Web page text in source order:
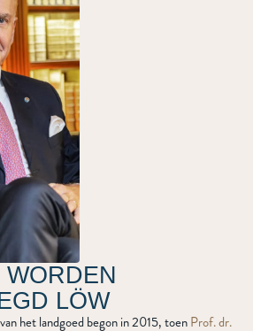
LÖW
het landgoed begon in 2015, toenProf. dr.